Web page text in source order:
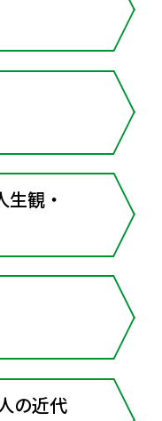
観・
の近代